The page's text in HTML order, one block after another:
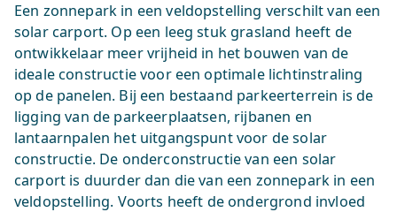
Een zonnepark in een veldopstelling verschilt van een
solar carport. Op een leeg stuk grasland heeft de
ontwikkelaar meer vrijheid in het bouwen van de
ideale constructie voor een optimale lichtinstraling
op de panelen. Bij een bestaand parkeerterrein is de
ligging van de parkeerplaatsen, rijbanen en
lantaarnpalen het uitgangspunt voor de solar
constructie. De onderconstructie van een solar
carport is duurder dan die van een zonnepark in een
veldopstelling. Voorts heeft de ondergrond invloed